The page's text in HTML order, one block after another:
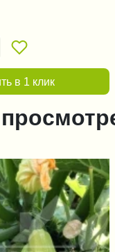
в 1 клик